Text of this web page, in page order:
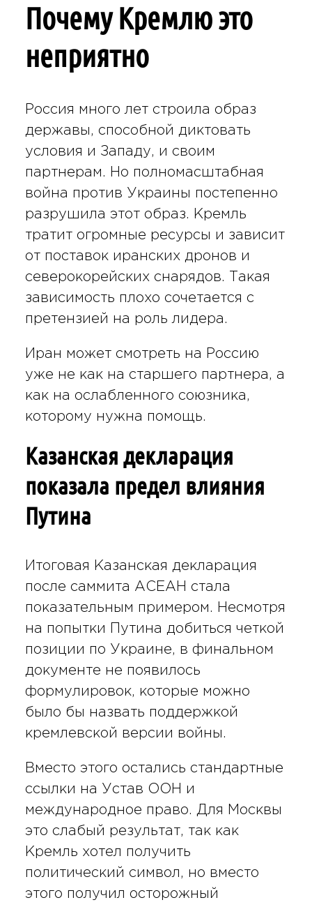
Почему Кремлю это
неприятно
Россия много лет строила образ
державы, способной диктовать
условия и Западу, и своим
партнерам. Но полномасштабная
война против Украины постепенно
разрушила этот образ. Кремль
тратит огромные ресурсы и зависит
от поставок иранских дронов и
северокорейских снарядов. Такая
зависимость плохо сочетается с
претензией на роль лидера.
Иран может смотреть на Россию
уже не как на старшего партнера, а
как на ослабленного союзника,
которому нужна помощь.
Казанская декларация
показала предел влияния
Путина
Итоговая Казанская декларация
после саммита АСЕАН стала
показательным примером. Несмотря
на попытки Путина добиться четкой
позиции по Украине, в финальном
документе не появилось
формулировок, которые можно
было бы назвать поддержкой
кремлевской версии войны.
Вместо этого остались стандартные
ссылки на Устав ООН и
международное право. Для Москвы
это слабый результат, так как
Кремль хотел получить
политический символ, но вместо
этого получил осторожный